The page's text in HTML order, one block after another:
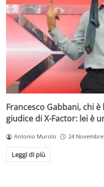
Francesco Gabbani, chi
giudice di X-Factor: lei è
Antonio Murolo 24 Novembre
Leggi di più